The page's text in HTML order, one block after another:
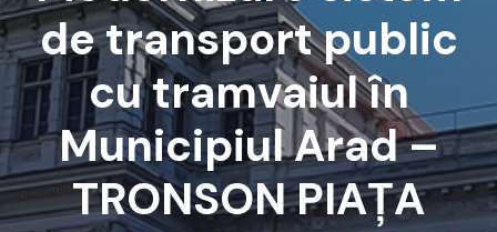
de transport public
cu tramvaiul în
Municipiul Arad –
TRONSON PIAȚA